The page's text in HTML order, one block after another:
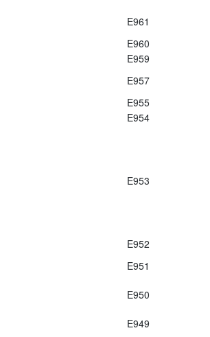
E961
E960
E959
E957
E955
E954
E953
E952
E951
E950
E949